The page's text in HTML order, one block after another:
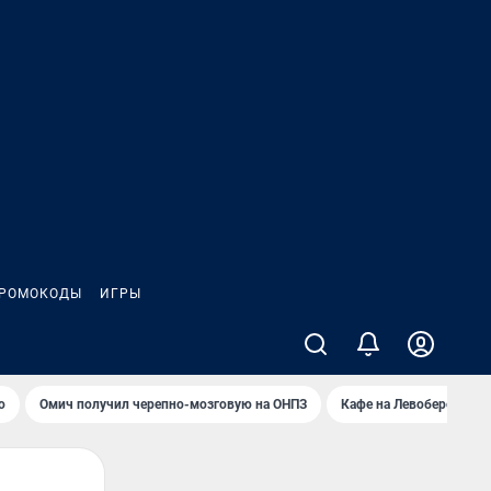
ИГРЫ
Омич получил черепно-мозговую на ОНПЗ Кафе на Левобережье